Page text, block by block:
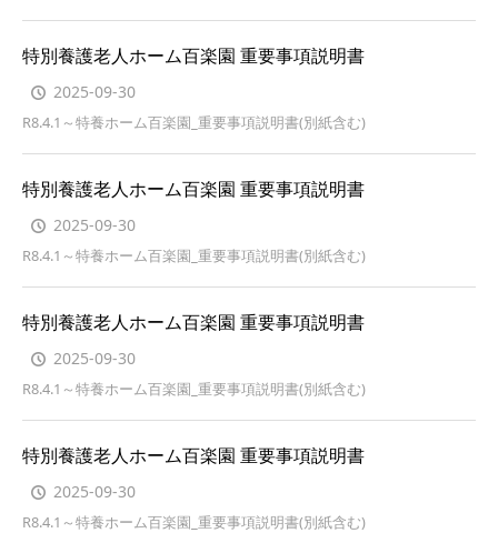
特別養護老人ホーム百楽園 重要事項説明書
2025-09-30
R8.4.1～特養ホーム百楽園_重要事項説明書(別紙含む)
特別養護老人ホーム百楽園 重要事項説明書
2025-09-30
R8.4.1～特養ホーム百楽園_重要事項説明書(別紙含む)
特別養護老人ホーム百楽園 重要事項説明書
2025-09-30
R8.4.1～特養ホーム百楽園_重要事項説明書(別紙含む)
特別養護老人ホーム百楽園 重要事項説明書
2025-09-30
R8.4.1～特養ホーム百楽園_重要事項説明書(別紙含む)